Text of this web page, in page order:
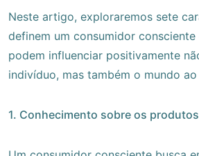
Neste artigo, exploraremos sete
definem um consumidor
podem influenciar positivamente
indivíduo, mas também o mundo ao
1. Conhecimento sobre os produtos